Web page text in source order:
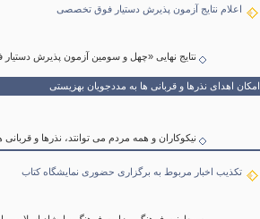
اعلام نتایج آزمون پذیرش دستیار فوق تخصصی
نتایج نهایی «چهل و سومین آزمون پذیرش
امکان اهدای نذرها و قربانی ها به مددجویان بهزیستی
نیکوکاران و همه مردم می توانتد، نذرها و
تکذیب اخبار مربوط به برگزاری حضوری نمایشگاه کتاب